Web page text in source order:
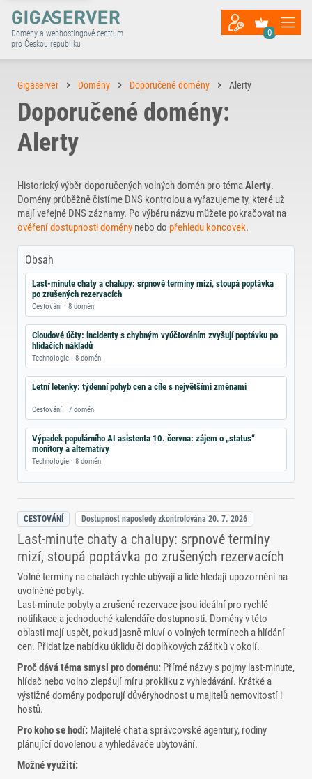
Domény a webhostingové centrum
pro Českou republiku
0
Gigaserver Domény Doporučené domény Alerty
Doporučené domény:
Alerty
Historický výběr doporučených volných domén pro témaAlerty.
Domény průběžně čistíme DNS kontrolou a vyřazujeme ty, které už
mají veřejné DNS záznamy. Po výběru názvu můžete pokračovat na
ověření dostupnosti domény nebo do přehledu koncovek.
Obsah
Last‑minute chaty a chalupy: srpnové termíny mizí, stoupá poptávka
po zrušených rezervacích
Cestování · 8 domén
Cloudové účty: incidenty s chybným vyúčtováním zvyšují poptávku po
hlídačích nákladů
Technologie · 8 domén
Letní letenky: týdenní pohyb cen a cíle s největšími změnami
Cestování · 7 domén
Výpadek populárního AI asistenta 10. června: zájem o „status“
monitory a alternativy
Technologie · 8 domén
CESTOVÁNÍ Dostupnost naposledy zkontrolována 20. 7. 2026
Last‑minute chaty a chalupy: srpnové termíny
mizí, stoupá poptávka po zrušených rezervacích
Volné termíny na chatách rychle ubývají a lidé hledají upozornění na
uvolněné pobyty.
Last‑minute pobyty a zrušené rezervace jsou ideální pro rychlé
notifikace a jednoduché kalendáře dostupnosti. Domény v této
oblasti mají uspět, pokud jasně mluví o volných termínech a hlídání
cen. Přidat lze nabídku úklidu či doplňkových zážitků v okolí.
Proč dává téma smysl pro doménu: Přímé názvy s pojmy last‑minute,
hlídač nebo volno zlepšují míru prokliku z vyhledávání. Krátké a
výstižné domény podporují důvěryhodnost u majitelů nemovitostí i
hostů.
Pro koho se hodí: Majitelé chat a správcovské agentury, rodiny
plánující dovolenou a vyhledávače ubytování.
Možné využití: